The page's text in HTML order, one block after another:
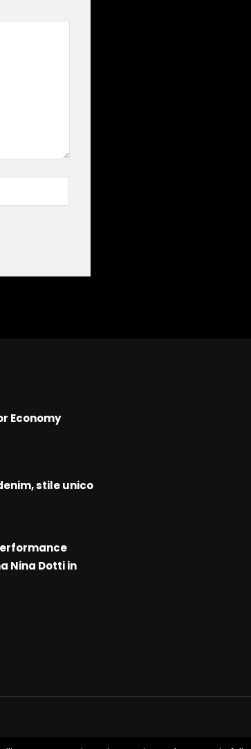
Economy
stile unico
Nina Dotti in